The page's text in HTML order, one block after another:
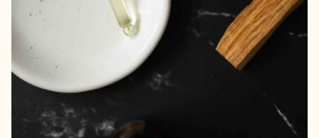
Des produits de première qualité pour se détendre